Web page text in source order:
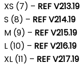
XS (7) – REF V213.19
S (8) – REF V214.19
M (9) – REF V215.19
L (10) – REF V216.19
XL (11) – REF V217.19